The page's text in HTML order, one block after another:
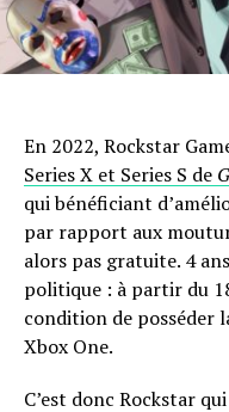
En 2022, Rockstar
Series X et Series S de
qui bénéficiant
par rapport aux
alors pas gratuite. 4
politique : à partir du
condition de posséder
Xbox One.
C’est donc Rockstar